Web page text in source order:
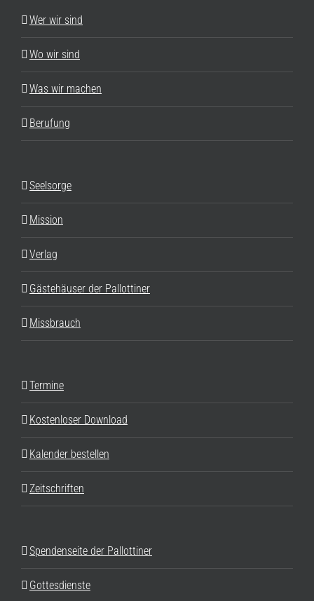
Wer wir sind
Wo wir sind
Was wir machen
Berufung
Seelsorge
Mission
Verlag
Gästehäuser der Pallottiner
Missbrauch
Termine
Kostenloser Download
Kalender bestellen
Zeitschriften
Spendenseite der Pallottiner
Gottesdienste